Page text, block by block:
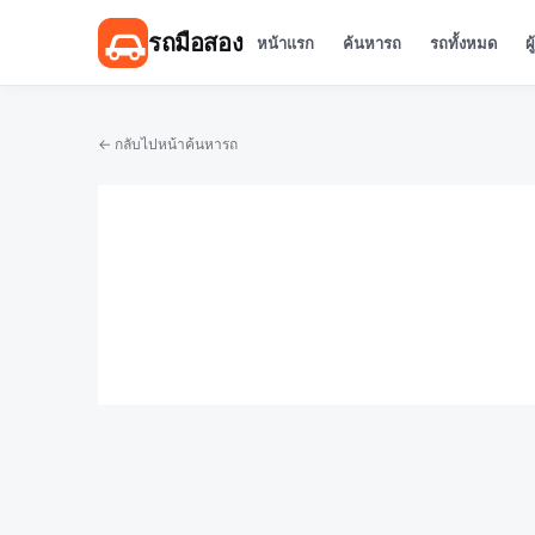
รถมือสอง หน้าแรก ค้นหารถ รถทั้งหมด
← กลับไปหน้าค้นหารถ